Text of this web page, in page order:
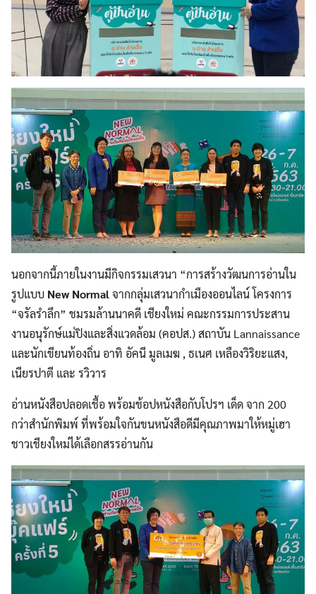
นอกจากนี้ภายในงานมีกิจกรรมเสวนา “การสร้างวัฒนการอ่านใน
รูปแบบ New Normalจากกลุ่มเสวนากำเมืองออนไลน์ โครงการ
“จรัลรำลึก” ชมรมล้านนาคดี เชียงใหม่ คณะกรรมการประสาน
งานอนุรักษ์แม่ปิงและสิ่งแวดล้อม (คอปส.) สถาบัน Lannaissance
และนักเขียนท้องถิ่น อาทิ อัคนี มูลเมฆ , ธเนศ เหลืองวิริยะแสง,
เนียรปาตี และ รวิวาร
อ่านหนังสือปลอดเชื้อ พร้อมช้อปหนังสือกับโปรฯ เด็ด จาก 200
กว่าสำนักพิมพ์ ที่พร้อมใจกันขนหนังสือดีมีคุณภาพมาให้หมู่เฮา
ชาวเชียงใหม่ได้เลือกสรรอ่านกัน